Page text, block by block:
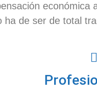
económica
ha de ser de total